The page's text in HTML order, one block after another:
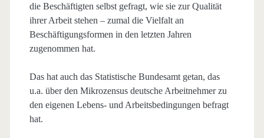
die Beschäftigten selbst gefragt, wie sie zur Qualität
ihrer Arbeit stehen – zumal die Vielfalt an
Beschäftigungsformen in den letzten Jahren
zugenommen hat.
Das hat auch das Statistische Bundesamt getan, das
u.a. über den Mikrozensus deutsche Arbeitnehmer zu
den eigenen Lebens- und Arbeitsbedingungen befragt
hat.